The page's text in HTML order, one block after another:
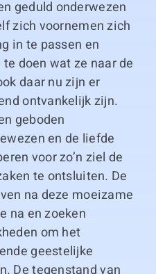
geduld onderwezen
zich voornemen zich
in te passen en
doen wat ze naar de
daar nu zijn er
ontvankelijk zijn.
geboden
en de liefde
voor zo’n ziel de
te ontsluiten. De
na deze moeizame
na en zoeken
om het
geestelijke
De tegenstand van